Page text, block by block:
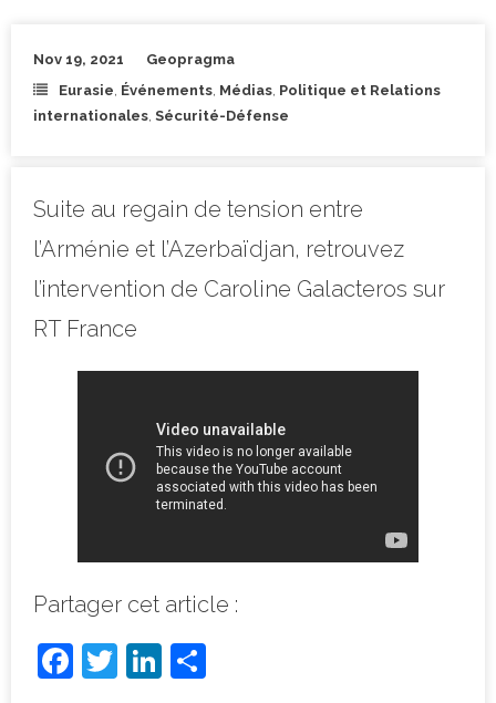
Nov 19, 2021
Geopragma
Eurasie Événements Médias Politique et Relations
internationales Sécurité-Défense
Suite au regain de tension entre
l’Arménie et l’Azerbaïdjan, retrouvez
l’intervention de Caroline Galacteros sur
RT France
Partager cet article :
F
T
Li